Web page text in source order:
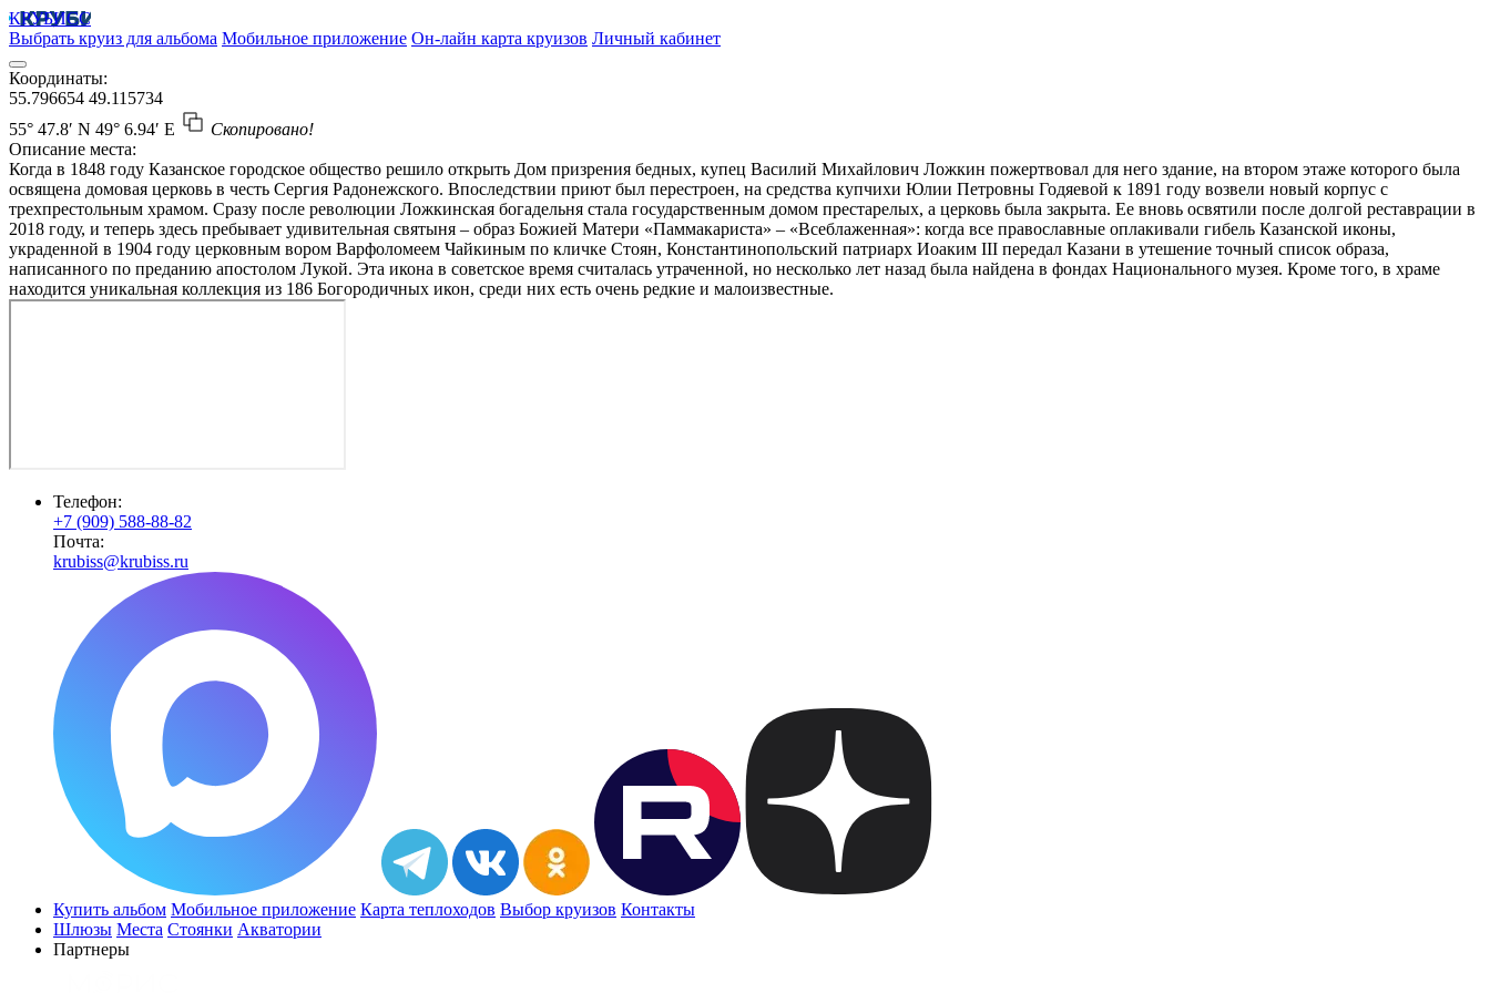
КРУБИСС
Выбрать круиз для альбома Мобильное приложение Он-лайн карта круизов Личный кабинет
Координаты:
55.796654 49.115734
55° 47.8′ N 49° 6.94′ E
Скопировано!
Описание места:
Когда в 1848 году Казанское городское общество решило открыть Дом призрения бедных, купец Василий Михайлович Ложкин пожертвовал для него здание, на втором этаже которого была
освящена домовая церковь в честь Сергия Радонежского. Впоследствии приют был перестроен, на средства купчихи Юлии Петровны Годяевой к 1891 году возвели новый корпус с
трехпрестольным храмом. Сразу после революции Ложкинская богадельня стала государственным домом престарелых, а церковь была закрыта. Ее вновь освятили после долгой реставрации в
2018 году, и теперь здесь пребывает удивительная святыня – образ Божией Матери «Паммакариста» – «Всеблаженная»: когда все православные оплакивали гибель Казанской иконы,
украденной в 1904 году церковным вором Варфоломеем Чайкиным по кличке Стоян, Константинопольский патриарх Иоаким III передал Казани в утешение точный список образа,
написанного по преданию апостолом Лукой. Эта икона в советское время считалась утраченной, но несколько лет назад была найдена в фондах Национального музея. Кроме того, в храме
находится уникальная коллекция из 186 Богородичных икон, среди них есть очень редкие и малоизвестные.
Телефон:
+7 (909) 588-88-82
Почта:
krubiss@krubiss.ru
Купить альбом Мобильное приложение Карта теплоходов Выбор круизов Контакты
Шлюзы Места Стоянки Акватории
Партнеры